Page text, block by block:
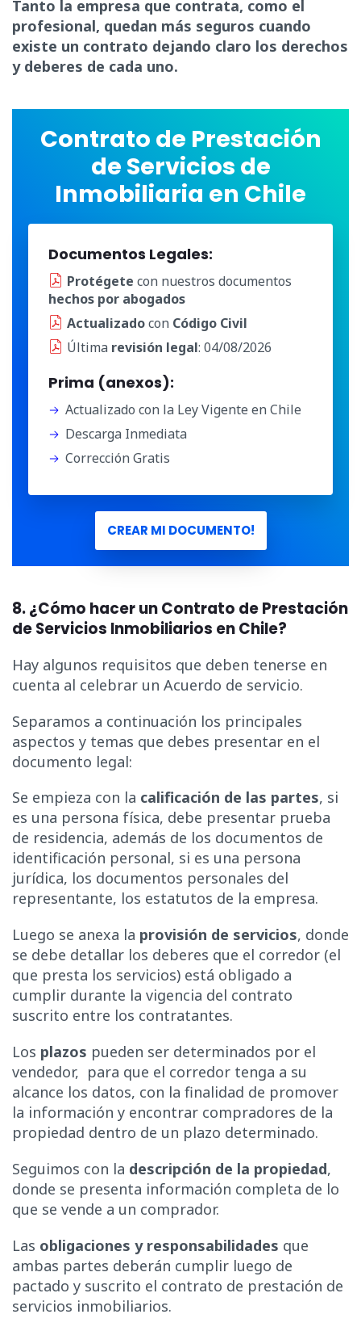
Tanto la empresa que contrata, como el
profesional, quedan más seguros cuando
existe un contrato dejando claro los derechos
y deberes de cada uno.
Contrato de Prestación
de Servicios de
Inmobiliaria en Chile
Documentos Legales:
Protégete con nuestros documentos
hechos por abogados
Actualizadocon Código Civil
Última revisión legal: 04/08/2026
Prima (anexos):
Actualizado con la Ley Vigente en Chile
Descarga Inmediata
Corrección Gratis
CREAR MI DOCUMENTO!
8. ¿Cómo hacer un Contrato de Prestación
de Servicios Inmobiliarios en Chile?
Hay algunos requisitos que deben tenerse en
cuenta al celebrar un Acuerdo de servicio.
Separamos a continuación los principales
aspectos y temas que debes presentar en el
documento legal:
Se empieza con la calificación de las partes, si
es una persona física, debe presentar prueba
de residencia, además de los documentos de
identificación personal, si es una persona
jurídica, los documentos personales del
representante, los estatutos de la empresa.
Luego se anexa la provisión de servicios, donde
se debe detallar los deberes que el corredor (el
que presta los servicios) está obligado a
cumplir durante la vigencia del contrato
suscrito entre los contratantes.
Los plazos pueden ser determinados por el
vendedor, para que el corredor tenga a su
alcance los datos, con la finalidad de promover
la información y encontrar compradores de la
propiedad dentro de un plazo determinado.
Seguimos con la descripción de la propiedad,
donde se presenta información completa de lo
que se vende a un comprador.
Las obligaciones y responsabilidades que
ambas partes deberán cumplir luego de
pactado y suscrito el contrato de prestación de
servicios inmobiliarios.